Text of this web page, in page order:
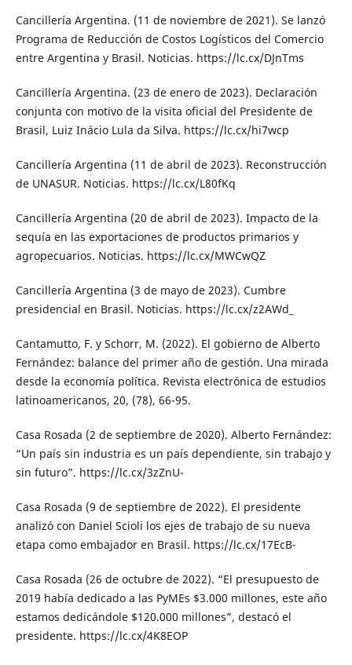
Cancillería Argentina. (11 de noviembre de 2021). Se lanzó
Programa de Reducción de Costos Logísticos del Comercio
entre Argentina y Brasil. Noticias. https://lc.cx/DJnTms
Cancillería Argentina. (23 de enero de 2023). Declaración
conjunta con motivo de la visita oficial del Presidente de
Brasil, Luiz Inácio Lula da Silva. https://lc.cx/hi7wcp
Cancillería Argentina (11 de abril de 2023). Reconstrucción
de UNASUR. Noticias. https://lc.cx/L80fKq
Cancillería Argentina (20 de abril de 2023). Impacto de la
sequía en las exportaciones de productos primarios y
agropecuarios. Noticias. https://lc.cx/MWCwQZ
Cancillería Argentina (3 de mayo de 2023). Cumbre
presidencial en Brasil. Noticias. https://lc.cx/z2AWd_
Cantamutto, F. y Schorr, M. (2022). El gobierno de Alberto
Fernández: balance del primer año de gestión. Una mirada
desde la economía política. Revista electrónica de estudios
latinoamericanos, 20, (78), 66-95.
Casa Rosada (2 de septiembre de 2020). Alberto Fernández:
“Un país sin industria es un país dependiente, sin trabajo y
sin futuro”. https://lc.cx/3zZnU-
Casa Rosada (9 de septiembre de 2022). El presidente
analizó con Daniel Scioli los ejes de trabajo de su nueva
etapa como embajador en Brasil. https://lc.cx/17EcB-
Casa Rosada (26 de octubre de 2022). “El presupuesto de
2019 había dedicado a las PyMEs $3.000 millones, este año
estamos dedicándole $120.000 millones”, destacó el
presidente. https://lc.cx/4K8EOP